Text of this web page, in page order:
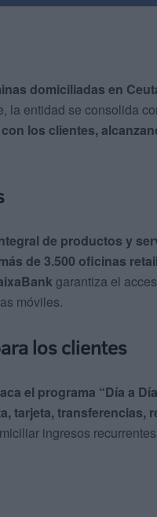
domiciliadas en
la entidad se consolida
los clientes,
de productos y
de 3.500 oficinas
garantiza el
móviles.
los clientes
el programa “Día a
tarjeta, transferencias,
ingresos